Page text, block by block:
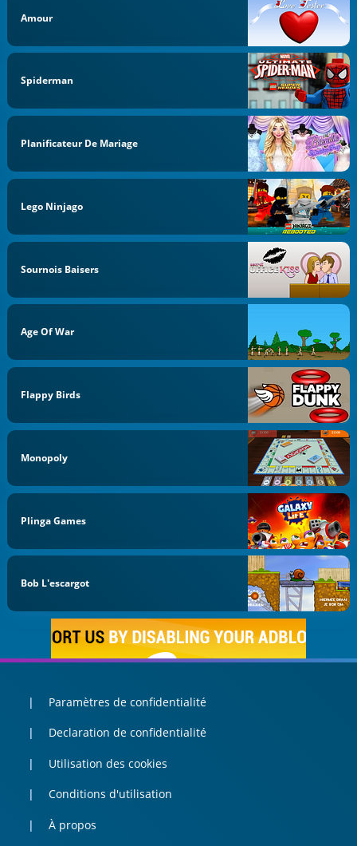
Amour
Spiderman
Planificateur De Mariage
Lego Ninjago
Sournois Baisers
Age Of War
Flappy Birds
Monopoly
Plinga Games
Bob L'escargot
Paramètres de confidentialité
Declaration de confidentialité
Utilisation des cookies
Conditions d'utilisation
À propos